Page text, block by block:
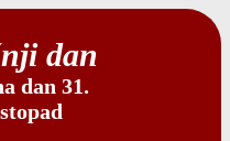
dan
dan 31.